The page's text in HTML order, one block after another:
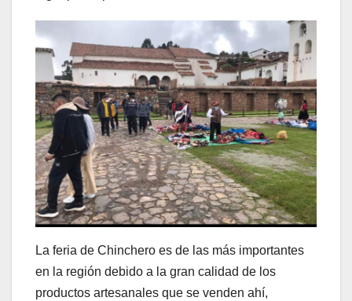
La feria de Chinchero es de las más importantes
en la región debido a la gran calidad de los
productos artesanales que se venden ahí,